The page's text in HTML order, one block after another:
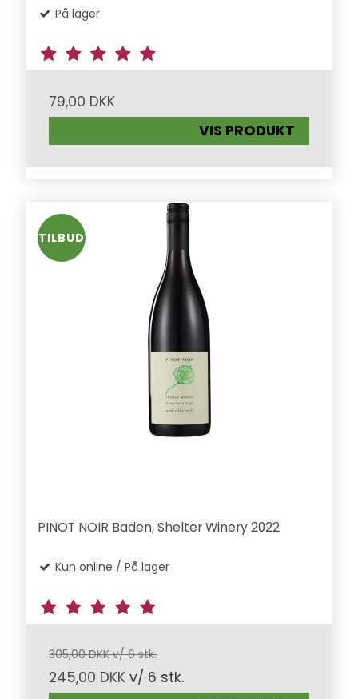
På lager
79,00 DKK
VIS PRODUKT
TILBUD
PINOT NOIR Baden, Shelter Winery 2022
Kun online / På lager
305,00 DKK v/ 6 stk.
245,00 DKK v/ 6 stk.